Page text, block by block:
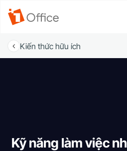
Kiến thức hữu ích
Kỹ năng làm việc